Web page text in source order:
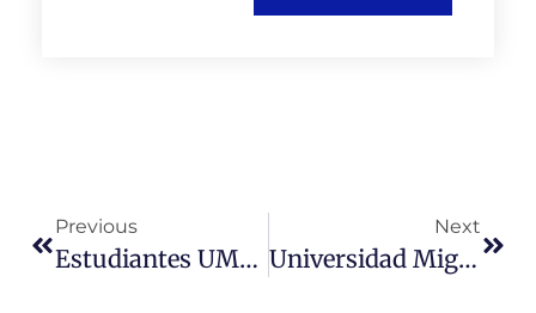
Previous
Estudiantes UMC Destacan Como Ponentes En La Segunda Jornada Nacional De Teoría Política
Next
Universidad Miguel De Cervantes Clausuró Curso Internacional Sobre Gestión Pública Y Democracia